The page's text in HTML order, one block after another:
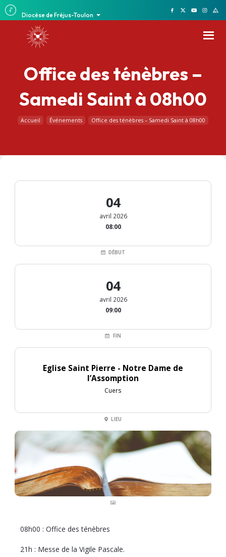
Diocèse de Fréjus-Toulon
Office des ténèbres –
Samedi Saint à 08h00
Accueil Événements Office des ténèbres – Samedi Saint à 08h00
04
avril 2026
08:00
DÉBUT
04
avril 2026
09:00
FIN
Eglise Saint Pierre - Notre Dame de
l’Assomption
Cuers
LIEU
08h00 : Office des ténèbres
21h : Messe de la Vigile Pascale.